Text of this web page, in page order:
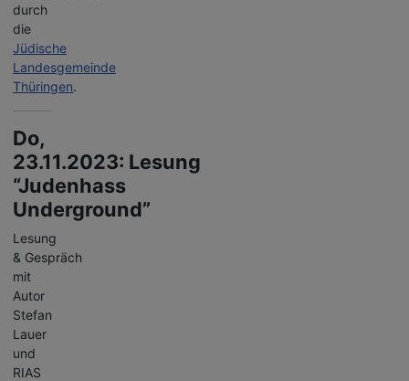
durch
die
Jüdische
Landesgemeinde
Thüringen.
Do,
23.11.2023: Lesung
“Judenhass
Underground”
Lesung
& Gespräch
mit
Autor
Stefan
Lauer
und
RIAS